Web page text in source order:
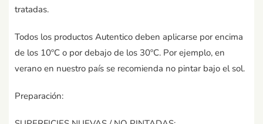
tratadas.
Todos los productos Autentico deben aplicarse por encima
de los 10ºC o por debajo de los 30ºC. Por ejemplo, en
verano en nuestro país se recomienda no pintar bajo el sol.
Preparación: